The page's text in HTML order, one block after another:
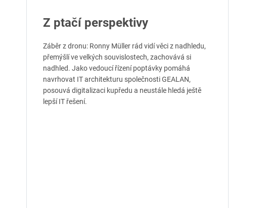
Z ptačí perspektivy
Záběr z dronu: Ronny Müller rád vidí věci z nadhledu,
přemýšlí ve velkých souvislostech, zachovává si
nadhled. Jako vedoucí řízení poptávky pomáhá
navrhovat IT architekturu společnosti GEALAN,
posouvá digitalizaci kupředu a neustále hledá ještě
lepší IT řešení.